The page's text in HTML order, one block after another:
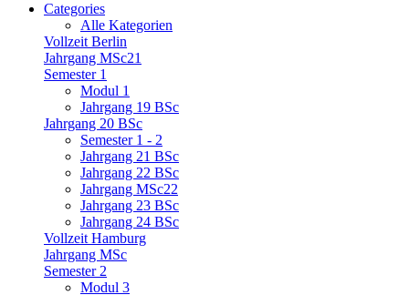
Categories
Alle Kategorien
Vollzeit Berlin
Jahrgang MSc21
Semester 1
Modul 1
Jahrgang 19 BSc
Jahrgang 20 BSc
Semester 1 - 2
Jahrgang 21 BSc
Jahrgang 22 BSc
Jahrgang MSc22
Jahrgang 23 BSc
Jahrgang 24 BSc
Vollzeit Hamburg
Jahrgang MSc
Semester 2
Modul 3